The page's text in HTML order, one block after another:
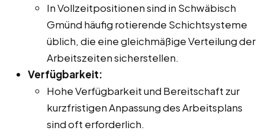
In Vollzeitpositionen sind in Schwäbisch
Gmünd häufig rotierende Schichtsysteme
üblich, die eine gleichmäßige Verteilung der
Arbeitszeiten sicherstellen.
Verfügbarkeit:
Hohe Verfügbarkeit und Bereitschaft zur
kurzfristigen Anpassung des Arbeitsplans
sind oft erforderlich.